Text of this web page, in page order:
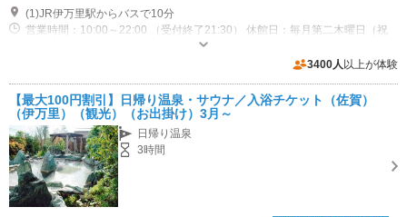
(1)JR伊万里駅からバスで10分
営業時間：10:00～22:00 （受付終了21:30） 休館日：毎月第二木曜日（祝
3400人 以上が体験
【最大100円割引】日帰り温泉・サウナ／入浴チケット（佐賀）
（伊万里）（観光）（お出掛け）3月～
日帰り温泉
3時間